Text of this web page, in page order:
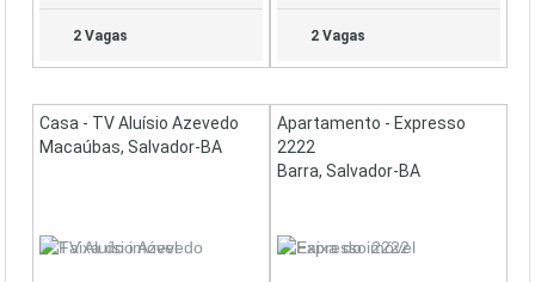
2 Vagas 2 Vagas
Casa - TV Aluísio Azevedo
Macaúbas, Salvador-BA
Apartamento - Expresso
2222
Barra, Salvador-BA